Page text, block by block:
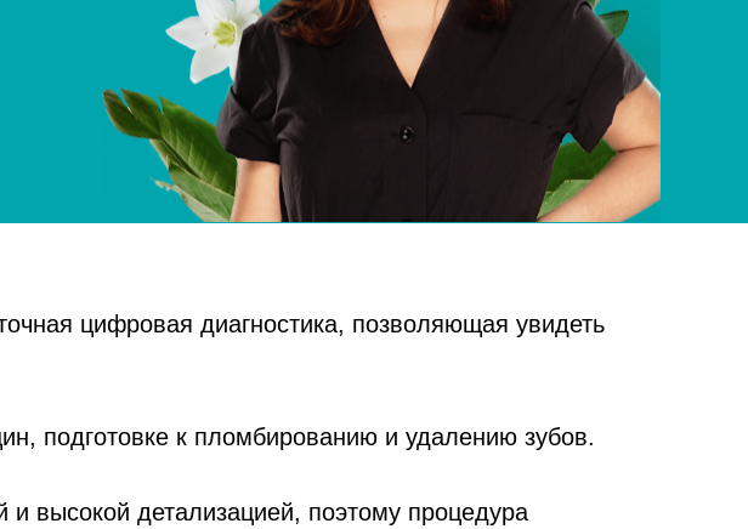
цифровая диагностика, позволяющая увидеть
подготовке к пломбированию и удалению зубов.
и высокой детализацией, поэтому процедура